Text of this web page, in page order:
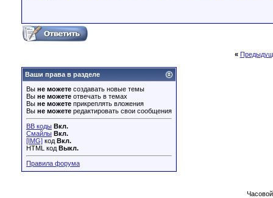
«
Ваши права в разделе
Вы не можете создавать новые темы
Вы не можете отвечать в темах
Вы не можете прикреплять вложения
Вы не можете редактировать свои сообщения
BB коды Вкл.
Смайлы Вкл.
[IMG] код Вкл.
HTML код Выкл.
Правила форума